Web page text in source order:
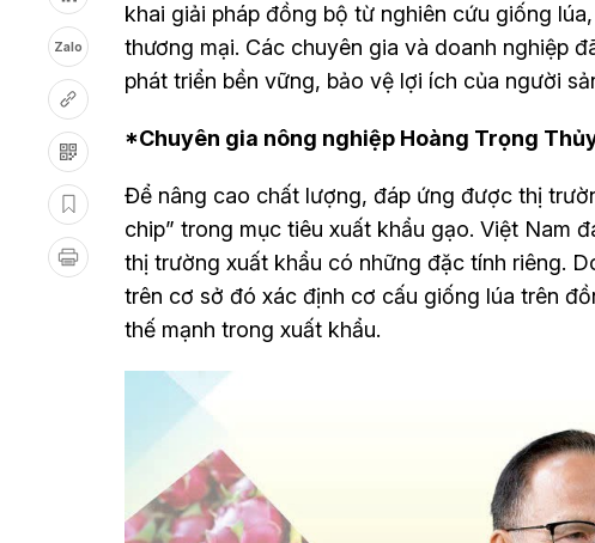
Zalo
khai giải pháp đồng bộ từ nghiên cứu giống
thương mại. Các chuyên gia và doanh nghiệp
phát triển bền vững, bảo vệ lợi ích của người
*Chuyên gia nông nghiệp Hoàng Trọng
Để nâng cao chất lượng, đáp ứng được thị
chip” trong mục tiêu xuất khẩu gạo. Việt Nam
thị trường xuất khẩu có những đặc tính riêng.
trên cơ sở đó xác định cơ cấu giống lúa trên
thế mạnh trong xuất khẩu.